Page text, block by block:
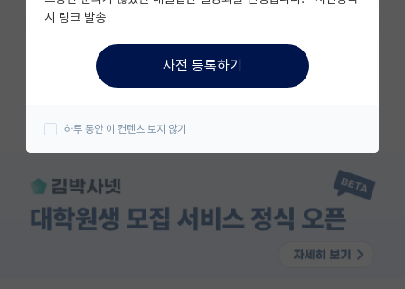
이벤트
반도체 아카데미
재팬라운지 🌸
시 링크 발송
사전 등록하기
하루 동안 이 컨텐츠 보지 않기
다양한 서비스를 이용해보세요!